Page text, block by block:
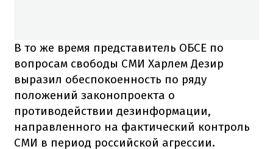
В то же время представитель ОБСЕ по
вопросам свободы СМИ Харлем Дезир
выразил обеспокоенность по ряду
положений законопроекта о
противодействии дезинформации,
направленного на фактический контроль
СМИ в период российской агрессии.